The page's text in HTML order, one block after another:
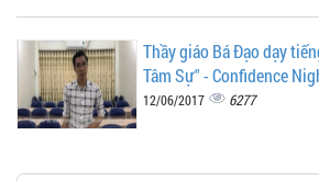
Thầy giáo Bá Đạo dạy
Tâm Sự" - Confidence
12/06/2017 6277